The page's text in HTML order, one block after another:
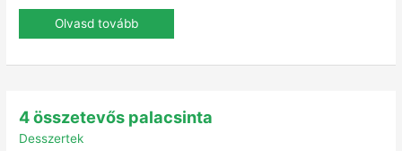
Olvasd tovább
4 összetevős palacsinta
Desszertek
4
összetevős
palacsinta